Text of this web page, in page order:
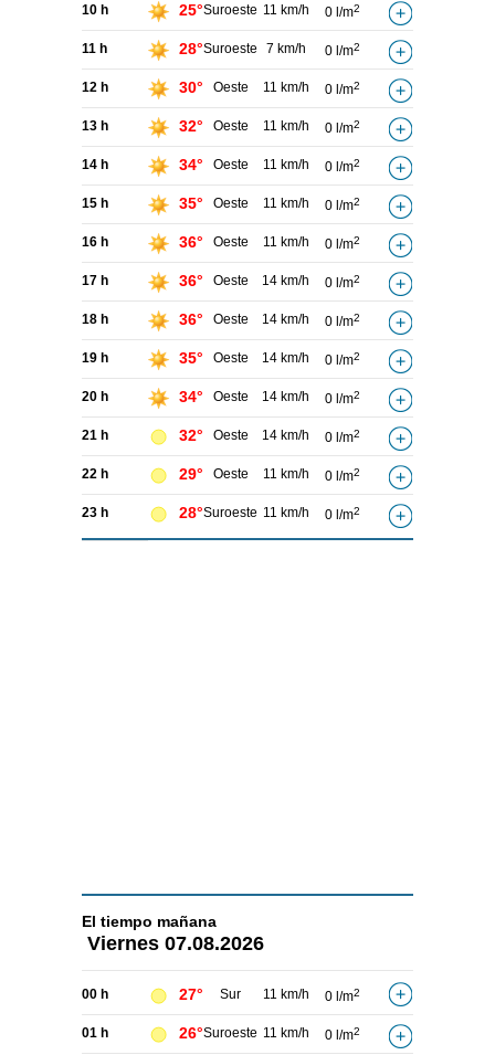
10 h 25°Suroeste 11 km/h 0 l/m2
11 h 28°Suroeste 7 km/h 0 l/m2
12 h 30° Oeste 11 km/h 0 l/m2
13 h 32° Oeste 11 km/h 0 l/m2
14 h 34° Oeste 11 km/h 0 l/m2
15 h 35° Oeste 11 km/h 0 l/m2
16 h 36° Oeste 11 km/h 0 l/m2
17 h 36° Oeste 14 km/h 0 l/m2
18 h 36° Oeste 14 km/h 0 l/m2
19 h 35° Oeste 14 km/h 0 l/m2
20 h 34° Oeste 14 km/h 0 l/m2
21 h 32° Oeste 14 km/h 0 l/m2
22 h 29° Oeste 11 km/h 0 l/m2
23 h 28°Suroeste 11 km/h 0 l/m2
El tiempo mañana
Viernes 07.08.2026
00 h 27° Sur 11 km/h 0 l/m2
01 h 26°Suroeste 11 km/h 0 l/m2